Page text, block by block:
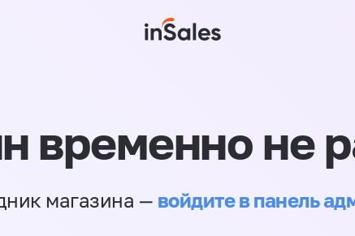
временно не
магазина — войдите в панель